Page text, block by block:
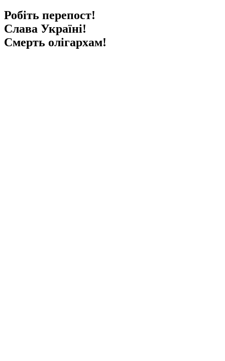
Робіть перепост!
Слава Україні!
Смерть олігархам!